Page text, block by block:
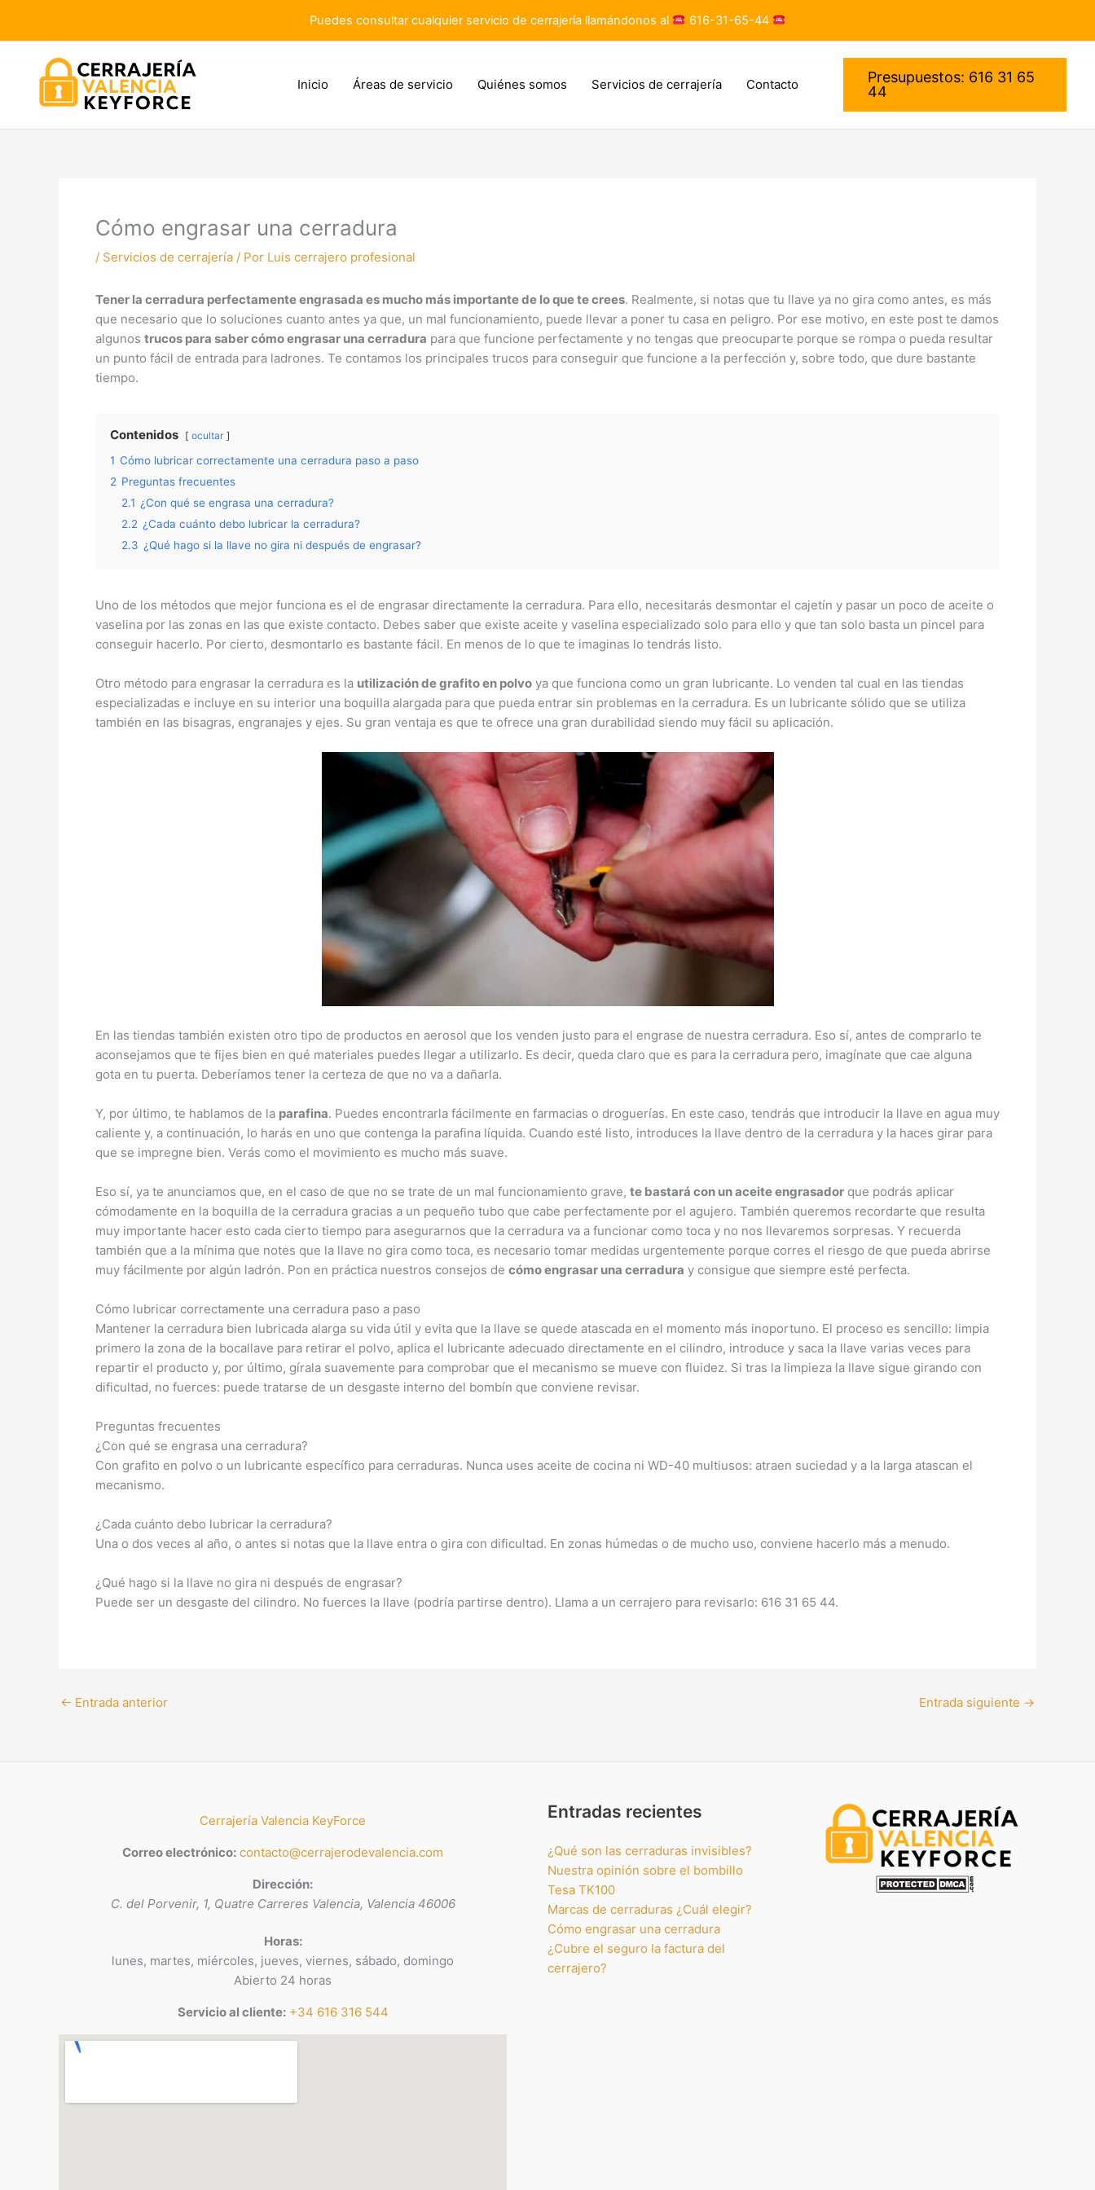
Puedes consultar cualquier servicio de cerrajería llamándonos al 616-31-65-44
Inicio Áreas de servicio Quiénes somos Servicios de cerrajería Contacto
Presupuestos: 616 31 65
44
Cómo engrasar una cerradura
/ Servicios de cerrajería / Por Luis cerrajero profesional
Tener la cerradura perfectamente engrasada es mucho más importante de lo que te crees. Realmente, si notas que tu llave ya no gira como antes, es más
que necesario que lo soluciones cuanto antes ya que, un mal funcionamiento, puede llevar a poner tu casa en peligro. Por ese motivo, en este post te damos
algunos trucos para saber cómo engrasar una cerradura para que funcione perfectamente y no tengas que preocuparte porque se rompa o pueda resultar
un punto fácil de entrada para ladrones. Te contamos los principales trucos para conseguir que funcione a la perfección y, sobre todo, que dure bastante
tiempo.
Contenidos ocultar
1 Cómo lubricar correctamente una cerradura paso a paso
2 Preguntas frecuentes
2.1 ¿Con qué se engrasa una cerradura?
2.2 ¿Cada cuánto debo lubricar la cerradura?
2.3 ¿Qué hago si la llave no gira ni después de engrasar?
Uno de los métodos que mejor funciona es el de engrasar directamente la cerradura. Para ello, necesitarás desmontar el cajetín y pasar un poco de aceite o
vaselina por las zonas en las que existe contacto. Debes saber que existe aceite y vaselina especializado solo para ello y que tan solo basta un pincel para
conseguir hacerlo. Por cierto, desmontarlo es bastante fácil. En menos de lo que te imaginas lo tendrás listo.
Otro método para engrasar la cerradura es la utilización de grafito en polvo ya que funciona como un gran lubricante. Lo venden tal cual en las tiendas
especializadas e incluye en su interior una boquilla alargada para que pueda entrar sin problemas en la cerradura. Es un lubricante sólido que se utiliza
también en las bisagras, engranajes y ejes. Su gran ventaja es que te ofrece una gran durabilidad siendo muy fácil su aplicación.
En las tiendas también existen otro tipo de productos en aerosol que los venden justo para el engrase de nuestra cerradura. Eso sí, antes de comprarlo te
aconsejamos que te fijes bien en qué materiales puedes llegar a utilizarlo. Es decir, queda claro que es para la cerradura pero, imagínate que cae alguna
gota en tu puerta. Deberíamos tener la certeza de que no va a dañarla.
Y, por último, te hablamos de la parafina. Puedes encontrarla fácilmente en farmacias o droguerías. En este caso, tendrás que introducir la llave en agua muy
caliente y, a continuación, lo harás en uno que contenga la parafina líquida. Cuando esté listo, introduces la llave dentro de la cerradura y la haces girar para
que se impregne bien. Verás como el movimiento es mucho más suave.
Eso sí, ya te anunciamos que, en el caso de que no se trate de un mal funcionamiento grave, te bastará con un aceite engrasador que podrás aplicar
cómodamente en la boquilla de la cerradura gracias a un pequeño tubo que cabe perfectamente por el agujero. También queremos recordarte que resulta
muy importante hacer esto cada cierto tiempo para asegurarnos que la cerradura va a funcionar como toca y no nos llevaremos sorpresas. Y recuerda
también que a la mínima que notes que la llave no gira como toca, es necesario tomar medidas urgentemente porque corres el riesgo de que pueda abrirse
muy fácilmente por algún ladrón. Pon en práctica nuestros consejos de cómo engrasar una cerradura y consigue que siempre esté perfecta.
Cómo lubricar correctamente una cerradura paso a paso
Mantener la cerradura bien lubricada alarga su vida útil y evita que la llave se quede atascada en el momento más inoportuno. El proceso es sencillo: limpia
primero la zona de la bocallave para retirar el polvo, aplica el lubricante adecuado directamente en el cilindro, introduce y saca la llave varias veces para
repartir el producto y, por último, gírala suavemente para comprobar que el mecanismo se mueve con fluidez. Si tras la limpieza la llave sigue girando con
dificultad, no fuerces: puede tratarse de un desgaste interno del bombín que conviene revisar.
Preguntas frecuentes
¿Con qué se engrasa una cerradura?
Con grafito en polvo o un lubricante específico para cerraduras. Nunca uses aceite de cocina ni WD-40 multiusos: atraen suciedad y a la larga atascan el
mecanismo.
¿Cada cuánto debo lubricar la cerradura?
Una o dos veces al año, o antes si notas que la llave entra o gira con dificultad. En zonas húmedas o de mucho uso, conviene hacerlo más a menudo.
¿Qué hago si la llave no gira ni después de engrasar?
Puede ser un desgaste del cilindro. No fuerces la llave (podría partirse dentro). Llama a un cerrajero para revisarlo: 616 31 65 44.
← Entrada anterior Entrada siguiente →
Cerrajería Valencia KeyForce
Correo electrónico: contacto@cerrajerodevalencia.com
Dirección:
C. del Porvenir, 1, Quatre Carreres Valencia, Valencia 46006
Horas:
lunes, martes, miércoles, jueves, viernes, sábado, domingo
Abierto 24 horas
Servicio al cliente: +34 616 316 544
Entradas recientes
¿Qué son las cerraduras invisibles?
Nuestra opinión sobre el bombillo
Tesa TK100
Marcas de cerraduras ¿Cuál elegir?
Cómo engrasar una cerradura
¿Cubre el seguro la factura del
cerrajero?